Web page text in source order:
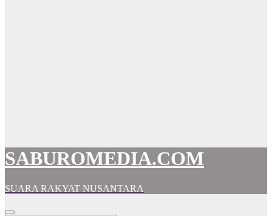
SABUROMEDIA.COM
SUARA RAKYAT NUSANTARA